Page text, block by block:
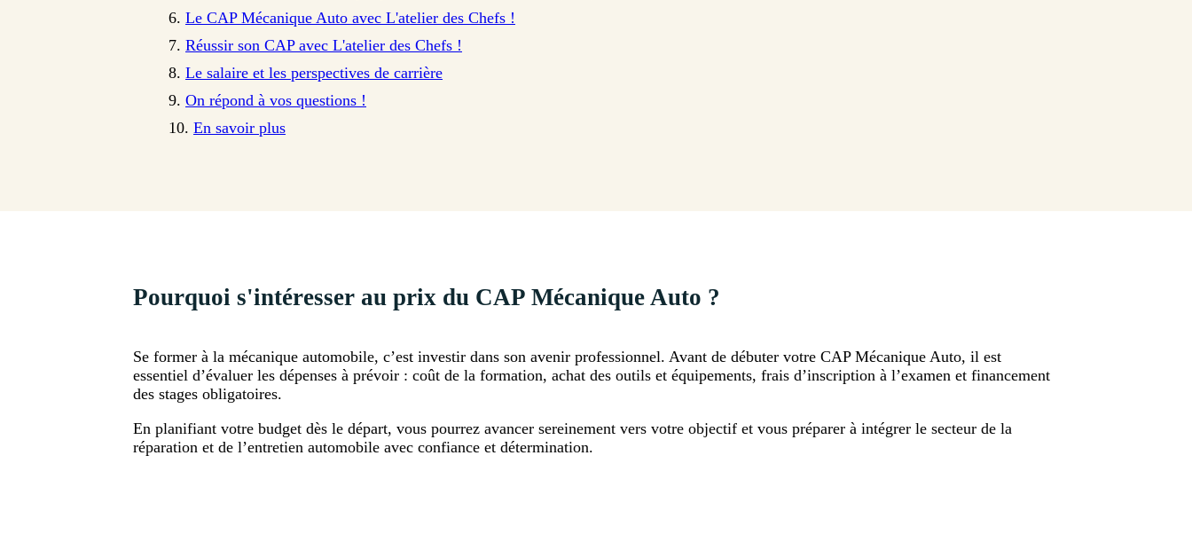
Le CAP Mécanique Auto avec L'atelier des Chefs !
Réussir son CAP avec L'atelier des Chefs !
Le salaire et les perspectives de carrière
On répond à vos questions !
En savoir plus
Pourquoi s'intéresser au prix du CAP Mécanique Auto ?
Se former à la mécanique automobile, c’est investir dans son avenir professionnel. Avant de débuter votre CAP Mécanique Auto, il est
essentiel d’évaluer les dépenses à prévoir : coût de la formation, achat des outils et équipements, frais d’inscription à l’examen et financement
des stages obligatoires.
En planifiant votre budget dès le départ, vous pourrez avancer sereinement vers votre objectif et vous préparer à intégrer le secteur de la
réparation et de l’entretien automobile avec confiance et détermination.